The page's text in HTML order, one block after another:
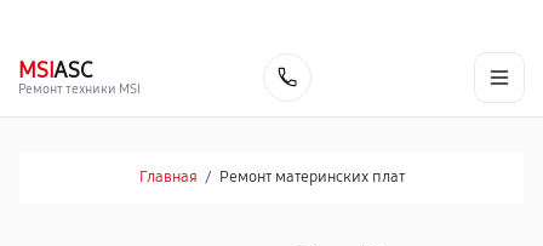
MSIASC
Ремонт техники MSI
Главная / Ремонт материнских плат